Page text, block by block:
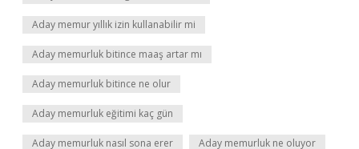
Aday memur yıllık izin kullanabilir mi
Aday memurluk bitince maaş artar mı
Aday memurluk bitince ne olur
Aday memurluk eğitimi kaç gün
Aday memurluk nasıl sona erer Aday memurluk ne oluyor